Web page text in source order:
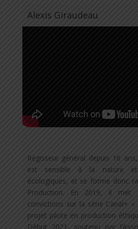
Alexis Giraudeau
Régisseur général depuis 16
est sensible à la nature et
écologiques, et se forme donc
Production. En 2019, il met
convictions sur la série Canal+ «
projet pilote en production
Début 2021, soutenu par